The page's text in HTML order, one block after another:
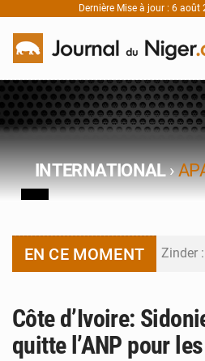
Dernière Mise à jour : 6 août
INTERNATIONAL›
EN CE MOMENT
Côte d’Ivoire:
quitte l’ANP pour